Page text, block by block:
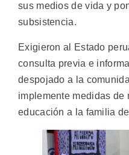
sus medios de vida y
subsistencia.
Exigieron al Estado
consulta previa e
despojado a la
implemente medidas de
educación a la familia